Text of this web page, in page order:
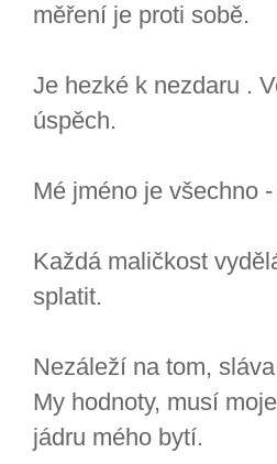
měření je proti sobě.
Je hezké k nezdaru .
úspěch.
Mé jméno je všechno
Každá maličkost
splatit.
Nezáleží na tom,
My hodnoty, musí
jádru mého bytí.